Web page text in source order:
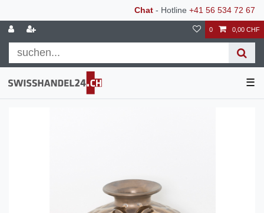
Chat - Hotline +41 56 534 72 67
0 0,00 CHF
☰